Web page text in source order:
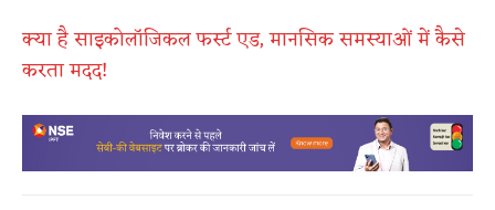
क्या है साइकोलॉजिकल फर्स्ट एड, मानसिक समस्याओं में कैसे
करता मदद!